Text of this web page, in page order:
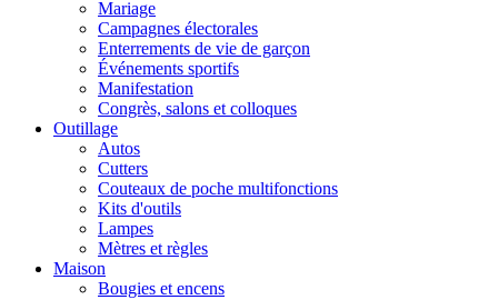
Mariage
Campagnes électorales
Enterrements de vie de garçon
Événements sportifs
Manifestation
Congrès, salons et colloques
Outillage
Autos
Cutters
Couteaux de poche multifonctions
Kits d'outils
Lampes
Mètres et règles
Maison
Bougies et encens